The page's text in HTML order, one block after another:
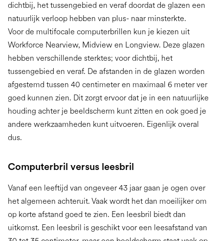
dichtbij, het tussengebied en veraf doordat de glazen een
natuurlijk verloop hebben van plus- naar minsterkte.
Voor de multifocale computerbrillen kun je kiezen uit
Workforce Nearview, Midview en Longview. Deze glazen
hebben verschillende sterktes; voor dichtbij, het
tussengebied en veraf. De afstanden in de glazen worden
afgestemd tussen 40 centimeter en maximaal 6 meter ver
goed kunnen zien. Dit zorgt ervoor dat je in een natuurlijke
houding achter je beeldscherm kunt zitten en ook goed je
andere werkzaamheden kunt uitvoeren. Eigenlijk overal
dus.
Computerbril versus leesbril
Vanaf een leeftijd van ongeveer 43 jaar gaan je ogen over
het algemeen achteruit. Vaak wordt het dan moeilijker om
op korte afstand goed te zien. Een leesbril biedt dan
uitkomst. Een leesbril is geschikt voor een leesafstand van